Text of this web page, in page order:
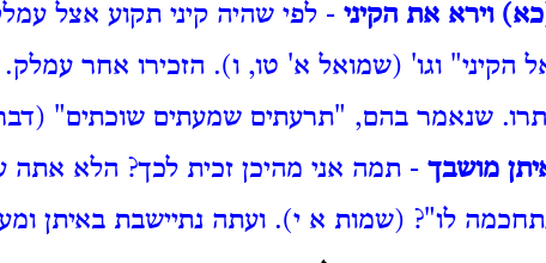
וירא את הקיני - לפי שהיה קיני תקוע אצל
הקיני" וגו' (שמואל א' טו, ו). הזכירו אחר עמלק.
שנאמר בהם, "תרעתים שמעתים שוכתים"
מושבך - תמה אני מהיכן זכית לכך? הלא אתה
לו"? (שמות א י). ועתה נתיישבת באיתן